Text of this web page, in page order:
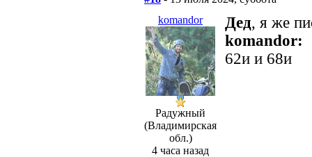
komandor
Радужный
(Владимирская
обл.)
4 часа назад
Дед, я же
komandor:
62и и 68и